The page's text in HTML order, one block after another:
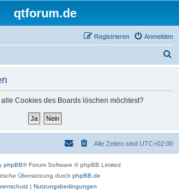
qtforum.de
Anmelden
Registrieren
Cookies des Boards löschen möchtest?
Alle Zeiten sind UTC+02:00
phpBB® Forum Software © phpBB Limited
Übersetzung durch phpBB.de
| Nutzungsbedingungen